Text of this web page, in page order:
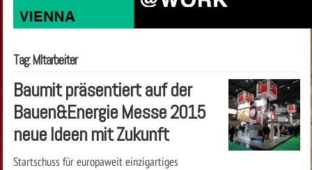
Tag: MItarbeiter
Baumit präsentiert auf der
Bauen&Energie Messe 2015
neue Ideen mit Zukunft
Startschuss für europaweit einzigartiges